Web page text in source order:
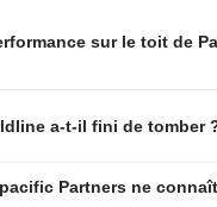
07:04
Zurich Insurance
premier
un résultat
sur le toit de
a-t-il fini de tomber
Partners ne